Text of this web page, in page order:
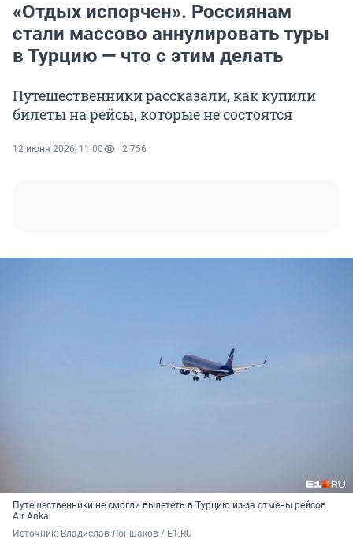
«Отдых испорчен». Россиянам
стали массово аннулировать туры
в Турцию — что с этим делать
Путешественники рассказали, как купили
билеты на рейсы, которые не состоятся
12 июня 2026, 11:00 2 756
Путешественники не смогли вылететь в Турцию из-за отмены рейсов
Air Anka
Источник: Владислав Лоншаков / E1.RU